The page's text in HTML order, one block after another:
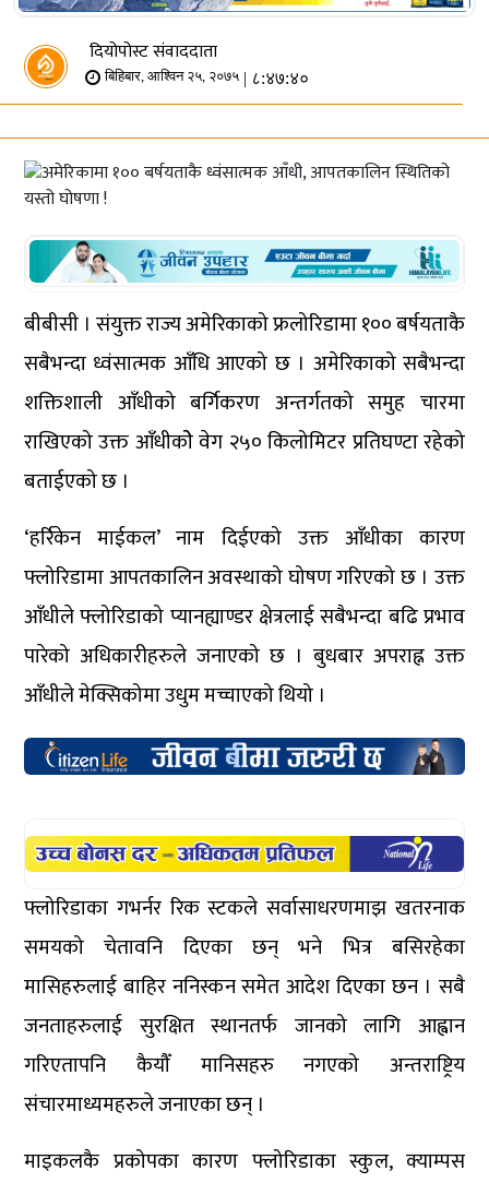
दियोपोस्ट संवाददाता
बिहिबार, आश्विन २५, २०७५ | ८:४७:४०
बीबीसी । संयुक्त राज्य अमेरिकाको फ्रलोरिडामा १०० बर्षयताकै
सबैभन्दा ध्वंसात्मक आँधि आएको छ । अमेरिकाको सबैभन्दा
शक्तिशाली आँधीको बर्गिकरण अन्तर्गतको समुह चारमा
राखिएको उक्त आँधीकोे वेग २५० किलोमिटर प्रतिघण्टा रहेको
बताईएको छ ।
‘हर्रिकेन माईकल’ नाम दिईएको उक्त आँधीका कारण
फ्लोरिडामा आपतकालिन अवस्थाको घोषण गरिएको छ । उक्त
आँधीले फ्लोरिडाको प्यानह्याण्डर क्षेत्रलाई सबैभन्दा बढि प्रभाव
पारेको अधिकारीहरुले जनाएको छ । बुधबार अपराह्न उक्त
आँधीले मेक्सिकोमा उधुम मच्चाएको थियो ।
फ्लोरिडाका गभर्नर रिक स्टकले सर्वासाधरणमाझ खतरनाक
समयको चेतावनि दिएका छन् भने भित्र बसिरहेका
मासिहरुलाई बाहिर ननिस्कन समेत आदेश दिएका छन । सबै
जनताहरुलाई सुरक्षित स्थानतर्फ जानको लागि आह्वान
गरिएतापनि कैयौँ मानिसहरु नगएको अन्तराष्ट्रिय
संचारमाध्यमहरुले जनाएका छन् ।
माइकलकै प्रकोपका कारण फ्लोरिडाका स्कुल, क्याम्पस